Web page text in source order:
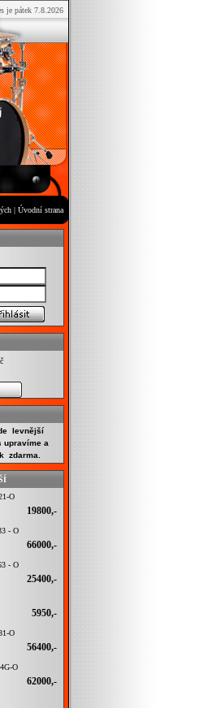
je pátek 7.8.2026
| Úvodní strana
levnější
upravíme a
zdarma.
O
19800,-
- O
66000,-
- O
25400,-
5950,-
O
56400,-
O
62000,-